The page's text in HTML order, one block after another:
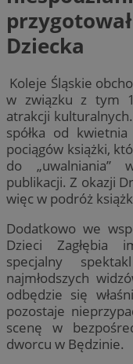
Dziecka
Koleje Śląskie
w związku z tym
atrakcji
spółka od
pociągów książki,
do „uwalniania”
publikacji. Z okazji
więc w podróż
Dodatkowo we
Dzieci Zagłębia
specjalny
najmłodszych
odbędzie się
pozostaje
scenę w
dworcu w Będzinie.